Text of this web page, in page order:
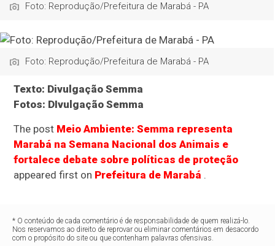
Foto: Reprodução/Prefeitura de Marabá - PA
Foto: Reprodução/Prefeitura de Marabá - PA
Texto: Divulgação Semma
Fotos: DIvulgação Semma
The post Meio Ambiente: Semma representa
Marabá na Semana Nacional dos Animais e
fortalece debate sobre políticas de proteção
appeared first on Prefeitura de Marabá .
* O conteúdo de cada comentário é de responsabilidade de quem realizá-lo.
Nos reservamos ao direito de reprovar ou eliminar comentários em desacordo
com o propósito do site ou que contenham palavras ofensivas.